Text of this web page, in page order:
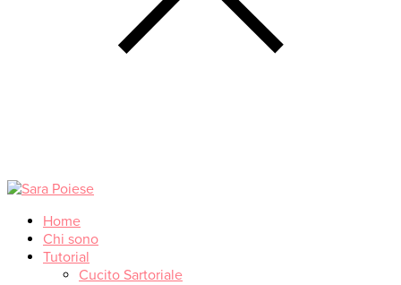
Home
Chi sono
Tutorial
Cucito Sartoriale